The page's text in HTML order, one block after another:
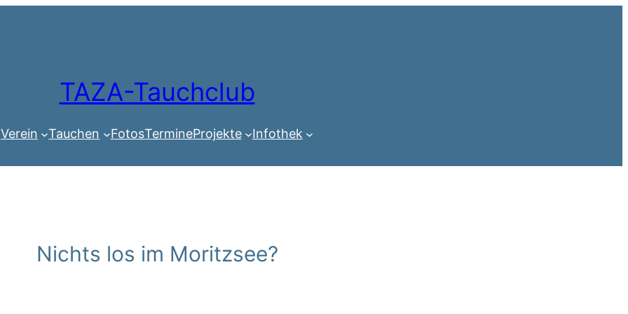
TAZA-Tauchclub
Verein Tauchen FotosTermineProjekte Infothek
Nichts los im Moritzsee?